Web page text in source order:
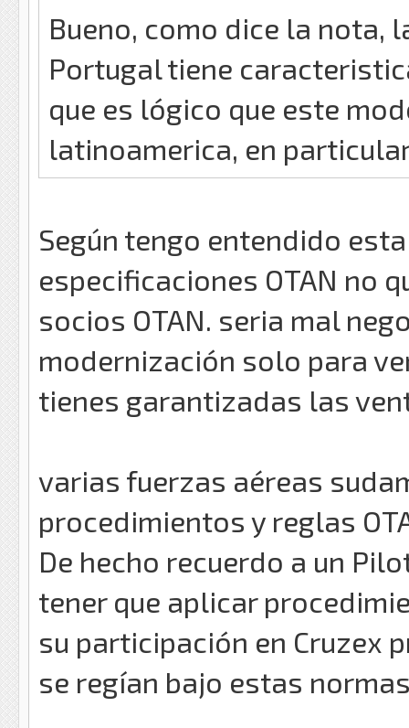
Bueno, como dice la nota,
Portugal tiene
que es lógico que este
latinoamerica, en
Según tengo entendido
especificaciones OTAN no
socios OTAN. seria mal
modernización solo para
tienes garantizadas las
varias fuerzas aéreas
procedimientos y reglas
De hecho recuerdo a un
tener que aplicar
su participación en Cruzex
se regían bajo estas